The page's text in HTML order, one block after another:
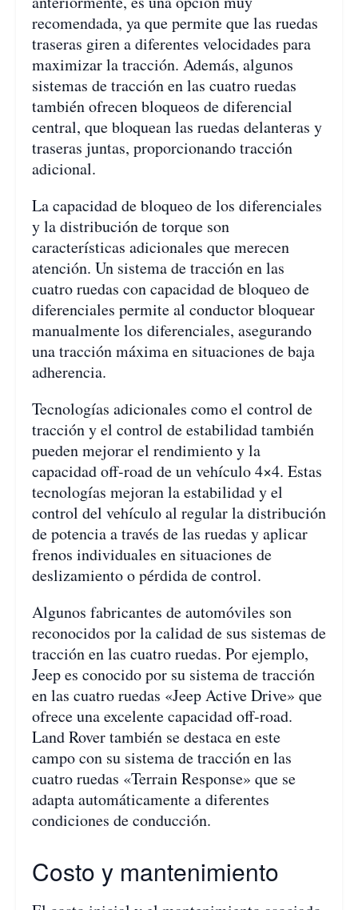
recomendada, ya que permite que las ruedas
traseras giren a diferentes velocidades para
maximizar la tracción. Además, algunos
sistemas de tracción en las cuatro ruedas
también ofrecen bloqueos de diferencial
central, que bloquean las ruedas delanteras y
traseras juntas, proporcionando tracción
adicional.
La capacidad de bloqueo de los diferenciales
y la distribución de torque son
características adicionales que merecen
atención. Un sistema de tracción en las
cuatro ruedas con capacidad de bloqueo de
diferenciales permite al conductor bloquear
manualmente los diferenciales, asegurando
una tracción máxima en situaciones de baja
adherencia.
Tecnologías adicionales como el control de
tracción y el control de estabilidad también
pueden mejorar el rendimiento y la
capacidad off-road de un vehículo 4×4. Estas
tecnologías mejoran la estabilidad y el
control del vehículo al regular la distribución
de potencia a través de las ruedas y aplicar
frenos individuales en situaciones de
deslizamiento o pérdida de control.
Algunos fabricantes de automóviles son
reconocidos por la calidad de sus sistemas de
tracción en las cuatro ruedas. Por ejemplo,
Jeep es conocido por su sistema de tracción
en las cuatro ruedas «Jeep Active Drive» que
ofrece una excelente capacidad off-road.
Land Rover también se destaca en este
campo con su sistema de tracción en las
cuatro ruedas «Terrain Response» que se
adapta automáticamente a diferentes
condiciones de conducción.
Costo y mantenimiento